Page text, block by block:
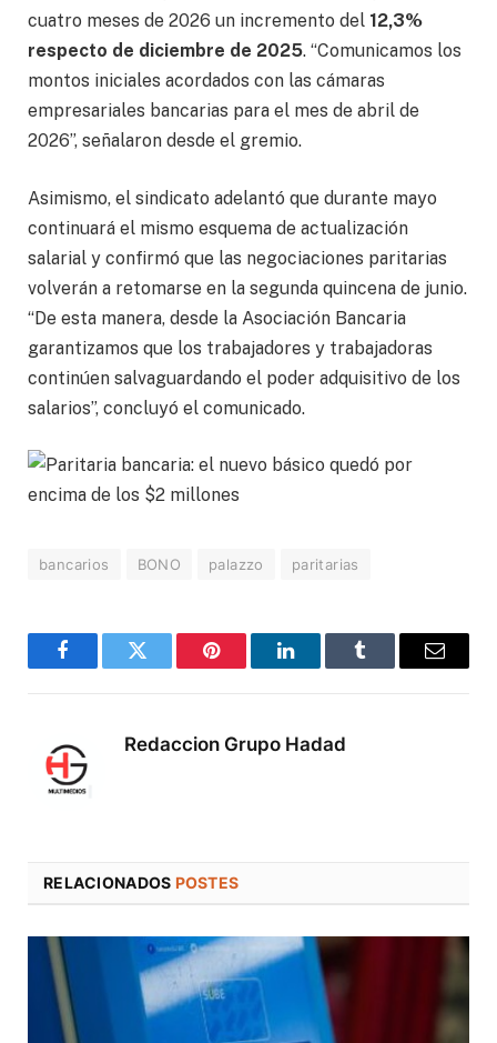
cuatro meses de 2026 un incremento del 12,3%
respecto de diciembre de 2025. “Comunicamos los
montos iniciales acordados con las cámaras
empresariales bancarias para el mes de abril de
2026”, señalaron desde el gremio.
Asimismo, el sindicato adelantó que durante mayo
continuará el mismo esquema de actualización
salarial y confirmó que las negociaciones paritarias
volverán a retomarse en la segunda quincena de junio.
“De esta manera, desde la Asociación Bancaria
garantizamos que los trabajadores y trabajadoras
continúen salvaguardando el poder adquisitivo de los
salarios”, concluyó el comunicado.
bancarios BONO palazzo paritarias
FacebookTwitter Pinterest LinkedInTumblr
Correo
Redaccion Grupo Hadad
RELACIONADOS POSTES